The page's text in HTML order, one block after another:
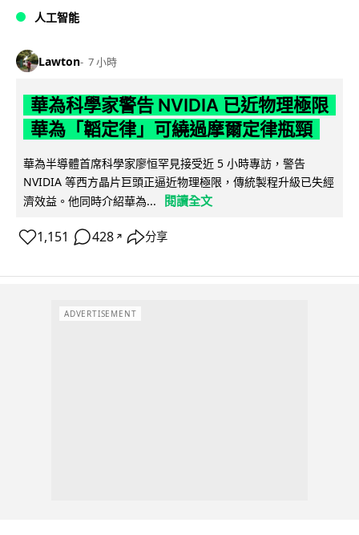
人工智能
Lawton 7 小時
華為科學家警告 NVIDIA 已近物理極限
華為「韜定律」可繞過摩爾定律瓶頸
華為半導體首席科學家廖恒罕見接受近 5 小時專訪，警告
NVIDIA 等西方晶片巨頭正逼近物理極限，傳統製程升級已失經
濟效益。他同時介紹華為...
閱讀全文
1,151 428 ↗ 分享
ADVERTISEMENT